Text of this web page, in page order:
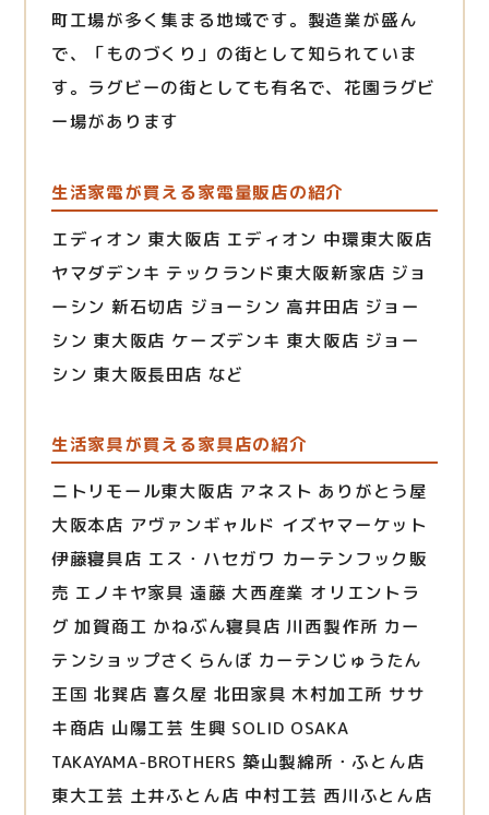
町工場が多く集まる地域です。製造業が盛ん
で、「ものづくり」の街として知られていま
す。ラグビーの街としても有名で、花園ラグビ
ー場があります
生活家電が買える家電量販店の紹介
エディオン 東大阪店 エディオン 中環東大阪店
ヤマダデンキ テックランド東大阪新家店 ジョ
ーシン 新石切店 ジョーシン 高井田店 ジョー
シン 東大阪店 ケーズデンキ 東大阪店 ジョー
シン 東大阪長田店 など
生活家具が買える家具店の紹介
ニトリモール東大阪店 アネスト ありがとう屋
大阪本店 アヴァンギャルド イズヤマーケット
伊藤寝具店 エス・ハセガワ カーテンフック販
売 エノキヤ家具 遠藤 大西産業 オリエントラ
グ 加賀商工 かねぶん寝具店 川西製作所 カー
テンショップさくらんぼ カーテンじゅうたん
王国 北巽店 喜久屋 北田家具 木村加工所 ササ
キ商店 山陽工芸 生興 SOLID OSAKA
TAKAYAMA-BROTHERS 築山製綿所・ふとん店
東大工芸 土井ふとん店 中村工芸 西川ふとん店